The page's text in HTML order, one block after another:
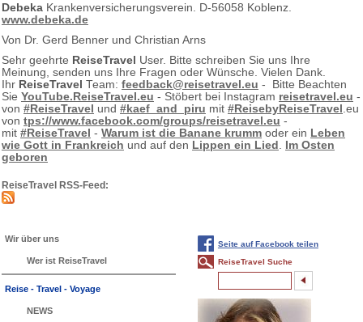
Debeka Krankenversicherungsverein. D-56058 Koblenz.
www.debeka.de
Von Dr. Gerd Benner und Christian Arns
Sehr geehrte ReiseTravel User. Bitte schreiben Sie uns Ihre
Meinung, senden uns Ihre Fragen oder Wünsche. Vielen Dank.
Ihr ReiseTravel Team: feedback@reisetravel.eu - Bitte Beachten
Sie YouTube.ReiseTravel.eu - Stöbert bei Instagram reisetravel.eu -
von #ReiseTravel und #kaef_and_piru mit #ReisebyReiseTravel .eu
von tps://www.facebook.com/groups/reisetravel.eu -
mit #ReiseTravel - Warum ist die Banane krumm oder ein Leben
wie Gott in Frankreich und auf den Lippen ein Lied
Im Osten
geboren
ReiseTravel RSS-Feed:
Wir über uns
Wer ist ReiseTravel
Reise - Travel - Voyage
NEWS
Seite auf Facebook teilen
ReiseTravel Suche